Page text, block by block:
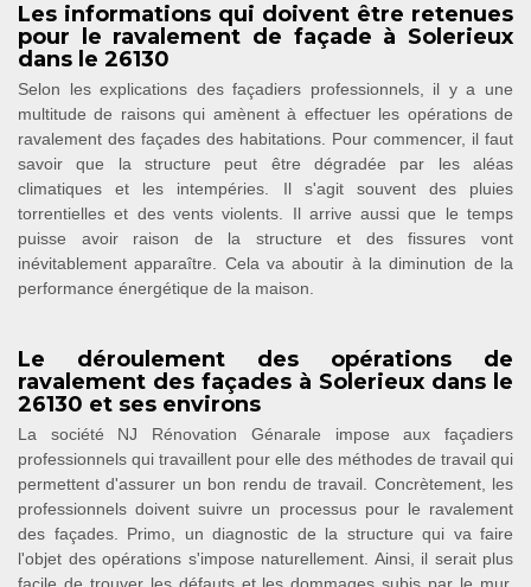
Les informations qui doivent être retenues
pour le ravalement de façade à Solerieux
dans le 26130
Selon les explications des façadiers professionnels, il y a une
multitude de raisons qui amènent à effectuer les opérations de
ravalement des façades des habitations. Pour commencer, il faut
savoir que la structure peut être dégradée par les aléas
climatiques et les intempéries. Il s'agit souvent des pluies
torrentielles et des vents violents. Il arrive aussi que le temps
puisse avoir raison de la structure et des fissures vont
inévitablement apparaître. Cela va aboutir à la diminution de la
performance énergétique de la maison.
Le déroulement des opérations de
ravalement des façades à Solerieux dans le
26130 et ses environs
La société NJ Rénovation Génarale impose aux façadiers
professionnels qui travaillent pour elle des méthodes de travail qui
permettent d'assurer un bon rendu de travail. Concrètement, les
professionnels doivent suivre un processus pour le ravalement
des façades. Primo, un diagnostic de la structure qui va faire
l'objet des opérations s'impose naturellement. Ainsi, il serait plus